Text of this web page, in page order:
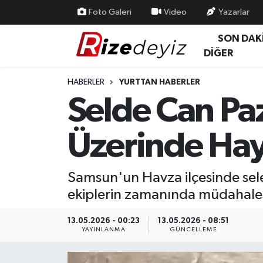
Foto Galeri Video Yazarlar
SON
DİĞER
HABERLER YURTTAN HABERLER
Selde Can
Üzerinde
Samsun'un Havza ilçesinde
ekiplerin zamanında
13.05.2026 - 00:23
YAYINLANMA
13.05.2026 - 08:51
GÜNCELLEME
Yurttan Haberler
Ekonomi
Rize Nöbetçi Eczaneler
Rize Trafik Yoğunluk Haritası
Süper Lig Puan Durumu ve Fikstür
Son Dakika Haberleri
Haber Arşivi